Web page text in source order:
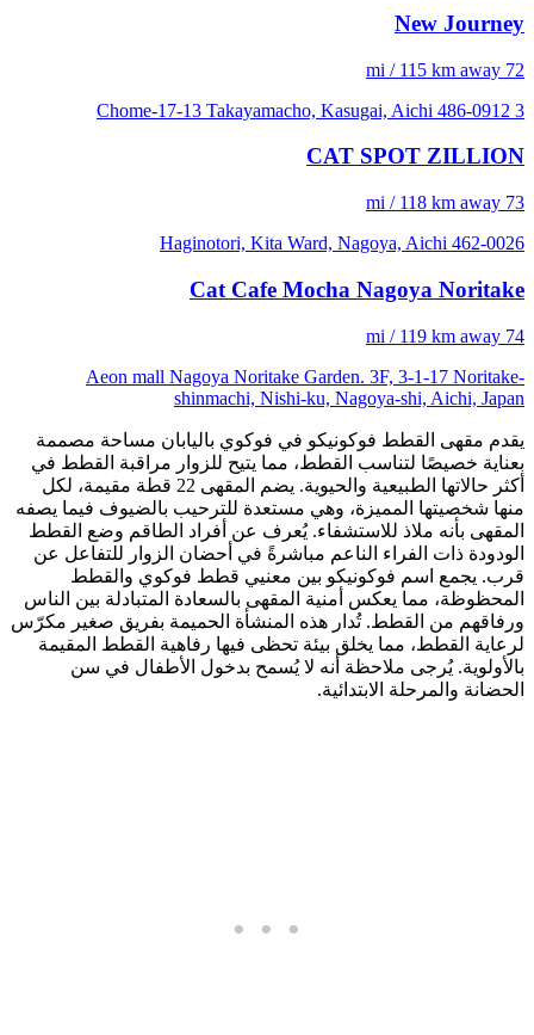
New Journey
72 mi / 115 km away
3 Chome-17-13 Takayamacho, Kasugai, Aichi 486-0912
CAT SPOT ZILLION
73 mi / 118 km away
Haginotori, Kita Ward, Nagoya, Aichi 462-0026
Cat Cafe Mocha Nagoya Noritake
74 mi / 119 km away
Aeon mall Nagoya Noritake Garden. 3F, 3-1-17 Noritake-
shinmachi, Nishi-ku, Nagoya-shi, Aichi, Japan
يقدم مقهى القطط فوكونيكو في فوكوي باليابان مساحة مصممة
بعناية خصيصًا لتناسب القطط، مما يتيح للزوار مراقبة القطط في
أكثر حالاتها الطبيعية والحيوية. يضم المقهى 22 قطة مقيمة، لكل
منها شخصيتها المميزة، وهي مستعدة للترحيب بالضيوف فيما يصفه
المقهى بأنه ملاذ للاستشفاء. يُعرف عن أفراد الطاقم وضع القطط
الودودة ذات الفراء الناعم مباشرةً في أحضان الزوار للتفاعل عن
قرب. يجمع اسم فوكونيكو بين معنيي قطط فوكوي والقطط
المحظوظة، مما يعكس أمنية المقهى بالسعادة المتبادلة بين الناس
ورفاقهم من القطط. تُدار هذه المنشأة الحميمة بفريق صغير مكرّس
لرعاية القطط، مما يخلق بيئة تحظى فيها رفاهية القطط المقيمة
بالأولوية. يُرجى ملاحظة أنه لا يُسمح بدخول الأطفال في سن
الحضانة والمرحلة الابتدائية.